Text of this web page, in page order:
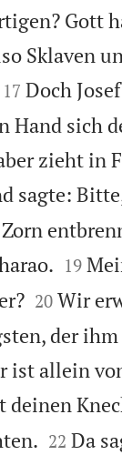
Gott
Sklaven

17 Doch
Hand sich
zieht in
sagte:

19

20 Wir
der
ist allein
deinen

22 Da